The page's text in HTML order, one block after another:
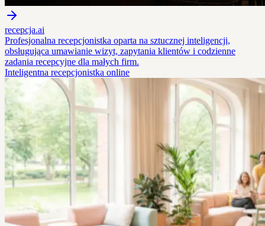
recepcja.ai
Profesjonalna recepcjonistka oparta na sztucznej inteligencji,
obsługująca umawianie wizyt, zapytania klientów i codzienne
zadania recepcyjne dla małych firm.
Inteligentna recepcjonistka online